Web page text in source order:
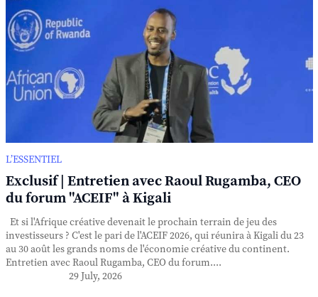
L’ESSENTIEL
Exclusif | Entretien avec Raoul Rugamba, CEO
du forum "ACEIF" à Kigali
Et si l'Afrique créative devenait le prochain terrain de jeu des
investisseurs ? C'est le pari de l'ACEIF 2026, qui réunira à Kigali du 23
au 30 août les grands noms de l'économie créative du continent.
Entretien avec Raoul Rugamba, CEO du forum....
29 July, 2026